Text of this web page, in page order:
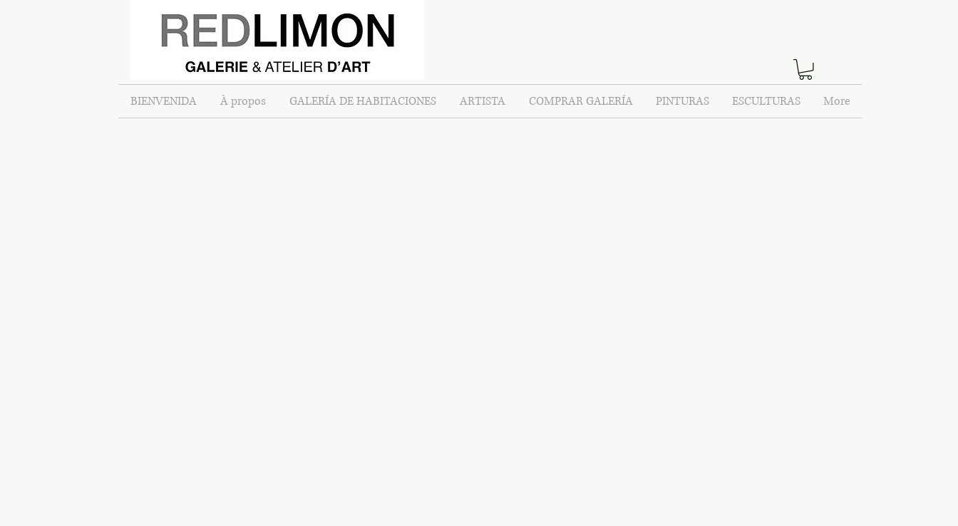
BIENVENIDA À propos GALERÍA DE HABITACIONES ARTISTA COMPRAR GALERÍA PINTURAS ESCULTURAS More